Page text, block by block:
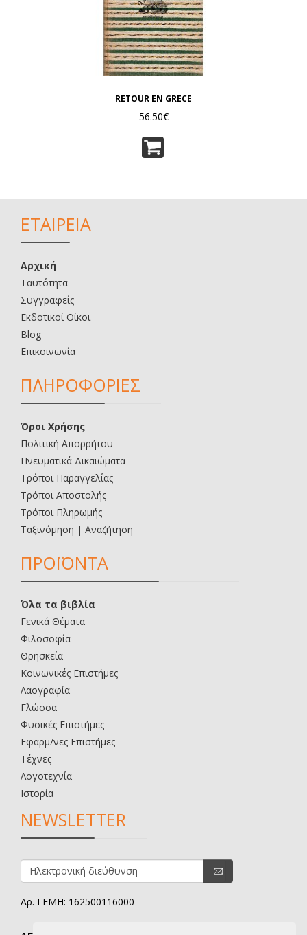
RETOUR EN GRECE
56.50€
ΕΤΑΙΡΕΙΑ
Αρχική
Ταυτότητα
Συγγραφείς
Εκδοτικοί Οίκοι
Blog
Επικοινωνία
ΠΛΗΡΟΦΟΡΙΕΣ
Όροι Χρήσης
Πολιτική Απορρήτου
Πνευματικά Δικαιώματα
Τρόποι Παραγγελίας
Τρόποι Αποστολής
Τρόποι Πληρωμής
Ταξινόμηση | Αναζήτηση
ΠΡΟΪΟΝΤΑ
Όλα τα βιβλία
Γενικά Θέματα
Φιλοσοφία
Θρησκεία
Κοινωνικές Επιστήμες
Λαογραφία
Γλώσσα
Φυσικές Επιστήμες
Εφαρμ/νες Επιστήμες
Τέχνες
Λογοτεχνία
Ιστορία
NEWSLETTER
Αρ. ΓΕΜΗ: 162500116000